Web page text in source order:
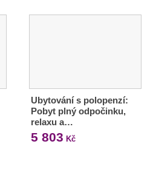
Ubytování s polopenzí:
Pobyt plný odpočinku,
relaxu a…
5 803 Kč